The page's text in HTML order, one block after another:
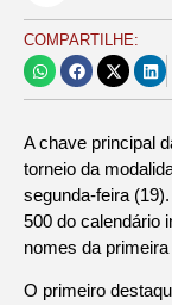
COMPARTILHE:
A chave principal
torneio da
segunda-feira
500 do calendário
nomes da
O primeiro